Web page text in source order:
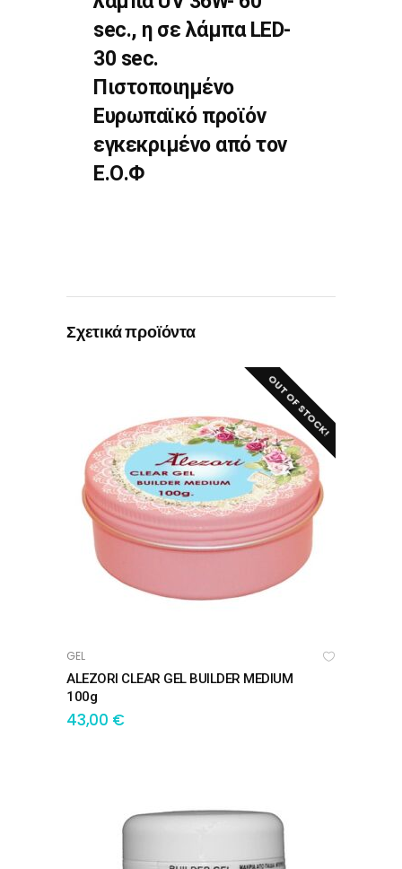
sec., η σε λάμπα LED-
30 sec.
Πιστοποιημένο
Ευρωπαϊκό προϊόν
εγκεκριμένο από τον
Ε.Ο.Φ
Σχετικά προϊόντα
OUT OF STOCK!
GEL
ALEZORI CLEAR GEL BUILDER MEDIUM
100g
43,00 €